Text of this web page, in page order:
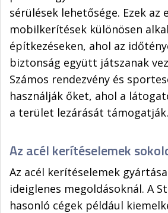
sérülések lehetősége. Ezek
mobilkerítések különösen
építkezéseken, ahol az
biztonság együtt játszanak
Számos rendezvény és
használják őket, ahol a
a terület lezárását támogatják.
Az acél kerítéselemek
Az acél kerítéselemek
ideiglenes megoldásoknál. A
hasonló cégek például